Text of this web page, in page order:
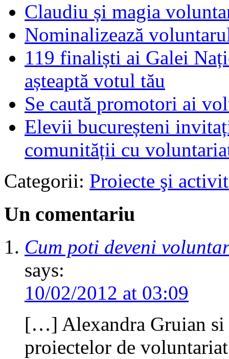
Claudiu și magia
Nominalizează
119 finaliști ai Galei
așteaptă votul tău
Se caută promotori ai
Elevii bucureșteni
comunității cu
Categorii: Proiecte şi
Un comentariu
Cum poti deveni
says:
10/02/2012 at 03:09
[…] Alexandra Gruian si
proiectelor de